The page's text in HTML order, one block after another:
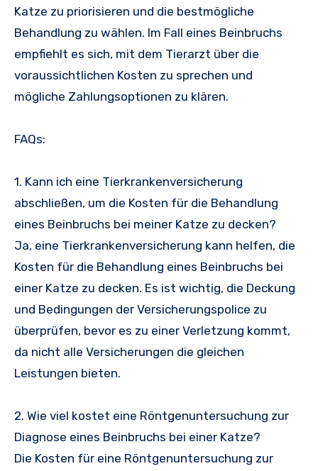
Katze zu priorisieren und die bestmögliche
Behandlung zu wählen. Im Fall eines Beinbruchs
empfiehlt es sich, mit dem Tierarzt über die
voraussichtlichen Kosten zu sprechen und
mögliche Zahlungsoptionen zu klären.
FAQs:
1. Kann ich eine Tierkrankenversicherung
abschließen, um die Kosten für die Behandlung
eines Beinbruchs bei meiner Katze zu decken?
Ja, eine Tierkrankenversicherung kann helfen, die
Kosten für die Behandlung eines Beinbruchs bei
einer Katze zu decken. Es ist wichtig, die Deckung
und Bedingungen der Versicherungspolice zu
überprüfen, bevor es zu einer Verletzung kommt,
da nicht alle Versicherungen die gleichen
Leistungen bieten.
2. Wie viel kostet eine Röntgenuntersuchung zur
Diagnose eines Beinbruchs bei einer Katze?
Die Kosten für eine Röntgenuntersuchung zur